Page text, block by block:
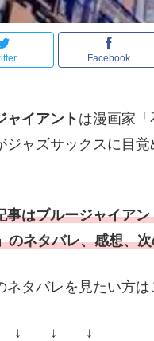
Facebook
ャイアント は漫画家
ジャズサックスに目
はブルージャイアン
のネタバレ、感想、
タバレを見たい方は
↓ ↓